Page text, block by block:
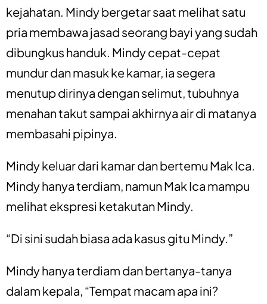
kejahatan. Mindy bergetar saat melihat satu
pria membawa jasad seorang bayi yang sudah
dibungkus handuk. Mindy cepat-cepat
mundur dan masuk ke kamar, ia segera
menutup dirinya dengan selimut, tubuhnya
menahan takut sampai akhirnya air di matanya
membasahi pipinya.
Mindy keluar dari kamar dan bertemu Mak Ica.
Mindy hanya terdiam, namun Mak Ica mampu
melihat ekspresi ketakutan Mindy.
“Di sini sudah biasa ada kasus gitu Mindy.”
Mindy hanya terdiam dan bertanya-tanya
dalam kepala, “Tempat macam apa ini?